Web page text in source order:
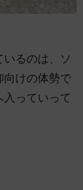
るのは、ソ
向けの体勢で
入っていって